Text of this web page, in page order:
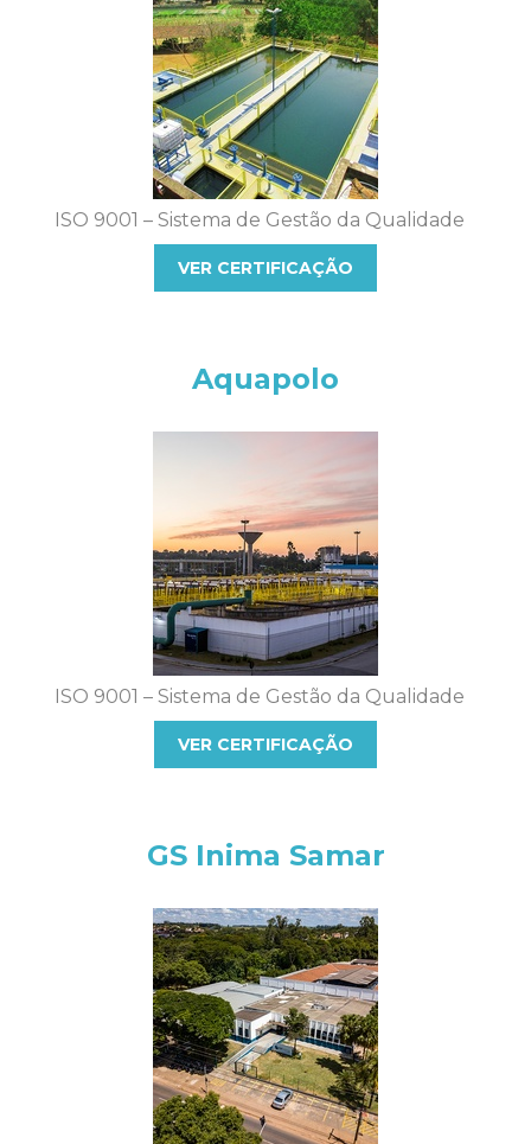
ISO 9001 – Sistema de Gestão da Qualidade
VER CERTIFICAÇÃO
Aquapolo
ISO 9001 – Sistema de Gestão da Qualidade
VER CERTIFICAÇÃO
GS Inima Samar